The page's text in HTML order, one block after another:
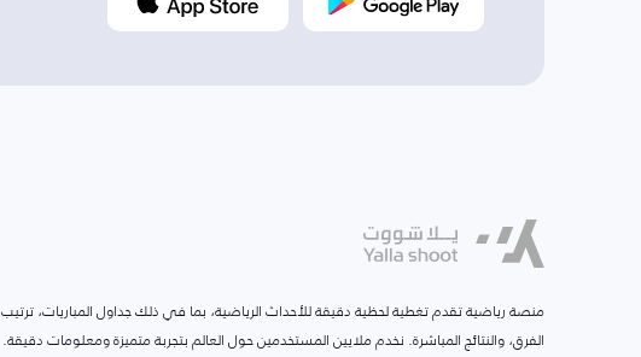
منصة رياضية تقدم تغطية لحظية دقيقة للأحداث الرياضية، بما في ذلك جداول المباريات، ترتيب
الفرق، والنتائج المباشرة. نخدم ملايين المستخدمين حول العالم بتجربة متميزة ومعلومات دقيقة.